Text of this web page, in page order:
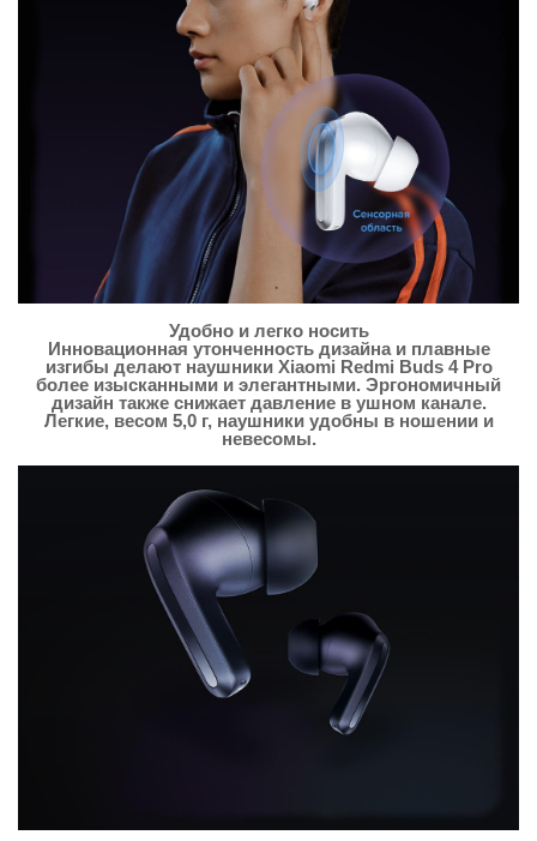
Удобно и легко носить
Инновационная утонченность дизайна и плавные
изгибы делают наушники Xiaomi Redmi Buds 4 Pro
более изысканными и элегантными. Эргономичный
дизайн также снижает давление в ушном канале.
Легкие, весом 5,0 г, наушники удобны в ношении и
невесомы.